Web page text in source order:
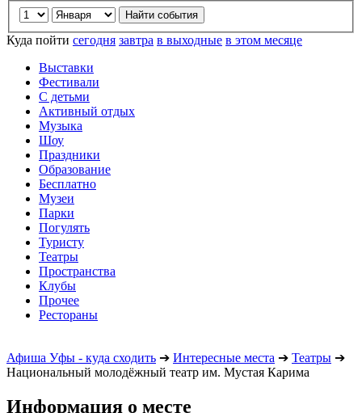
Куда пойти сегодня завтра в выходные в этом месяце
Выставки
Фестивали
С детьми
Активный отдых
Музыка
Шоу
Праздники
Образование
Бесплатно
Музеи
Парки
Погулять
Туристу
Театры
Пространства
Клубы
Прочее
Рестораны
Афиша Уфы - куда сходить ➔ Интересные места ➔ Театры ➔
Национальный молодёжный театр им. Мустая Карима
Информация о месте